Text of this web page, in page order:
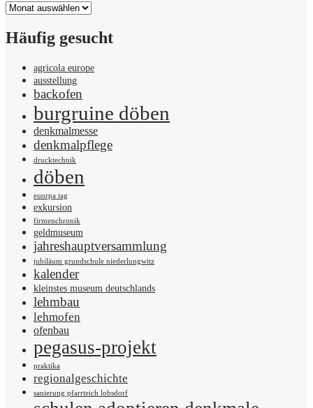
Archiv
Häufig gesucht
agricola europe
ausstellung
backofen
burgruine döben
denkmalmesse
denkmalpflege
drucktechnik
döben
euorpa tag
exkursion
firmenchronik
geldmuseum
jahreshauptversammlung
jubiläum grundschule niederlungwitz
kalender
kleinstes museum deutschlands
lehmbau
lehmofen
ofenbau
pegasus-projekt
praktika
regionalgeschichte
sanierung pfarrteich lobsdorf